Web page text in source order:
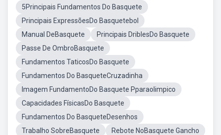
5Principais Fundamentos Do Basquete
Principais ExpressõesDo Basquetebol
Manual DeBasquete
Principais DriblesDo Basquete
Passe De OmbroBasquete
Fundamentos TaticosDo Basquete
Fundamentos Do BasqueteCruzadinha
Imagem FundamentoDo Basquete Pparaolimpico
Capacidades FísicasDo Basquete
Fundamentos Do BasqueteDesenhos
Trabalho SobreBasquete
Rebote NoBasquete Gancho